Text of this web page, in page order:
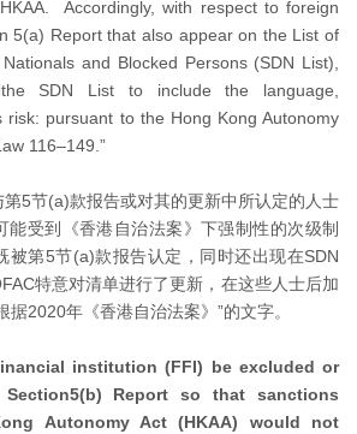
Accordingly, with respect to foreign
5(a) Report that also appear on the List of
and Blocked Persons (SDN List),
SDN List to include the language,
risk: pursuant to the Hong Kong Autonomy
116–149.”
5节(a)款报告或对其的更新中所认定的人士
能受到《香港自治法案》下强制性的次级制
被第5节(a)款报告认定，同时还出现在SDN
特意对清单进行了更新，在这些人士后加
据2020年《香港自治法案》”的文字。
institution (FFI) be excluded or
Report so that sanctions
Autonomy Act (HKAA) would not